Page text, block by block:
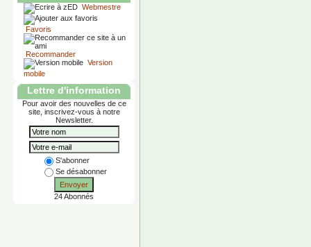
Webmestre
Favoris
Recommander
Version
mobile
Lettre d'information
Pour avoir des nouvelles de ce
site, inscrivez-vous à notre
Newsletter.
S'abonner
Se désabonner
Envoyer
24 Abonnés